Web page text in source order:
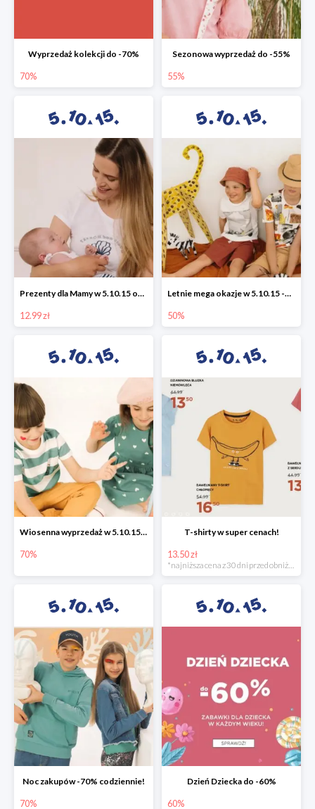
Wyprzedaż kolekcji do -70%
70%
Sezonowa wyprzedaż do -55%
55%
Prezenty dla Mamy w 5.10.15 od 12,99 zł
12.99 zł
Letnie mega okazje w 5.10.15 -50%
50%
Wiosenna wyprzedaż w 5.10.15 -70%
70%
T-shirty w super cenach!
13.50 zł
*najniższa cena z 30 dni przed obniżką
Noc zakupów -70% codziennie!
70%
Dzień Dziecka do -60%
60%